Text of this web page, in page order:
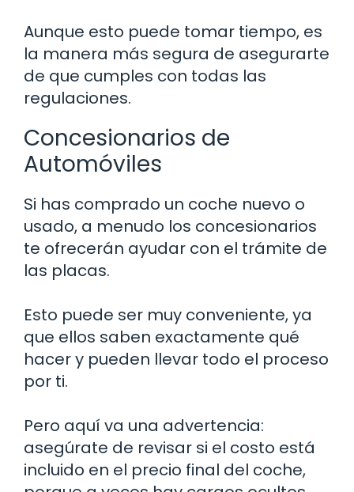
Aunque esto puede tomar tiempo, es
la manera más segura de asegurarte
de que cumples con todas las
regulaciones.
Concesionarios de
Automóviles
Si has comprado un coche nuevo o
usado, a menudo los concesionarios
te ofrecerán ayudar con el trámite de
las placas.
Esto puede ser muy conveniente, ya
que ellos saben exactamente qué
hacer y pueden llevar todo el proceso
por ti.
Pero aquí va una advertencia:
asegúrate de revisar si el costo está
incluido en el precio final del coche,